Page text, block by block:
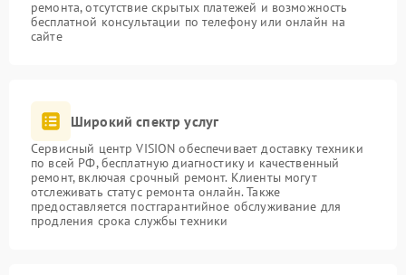
ремонта, отсутствие скрытых платежей и возможность
бесплатной консультации по телефону или онлайн на
сайте
Широкий спектр услуг
Сервисный центр VISION обеспечивает доставку техники
по всей РФ, бесплатную диагностику и качественный
ремонт, включая срочный ремонт. Клиенты могут
отслеживать статус ремонта онлайн. Также
предоставляется постгарантийное обслуживание для
продления срока службы техники